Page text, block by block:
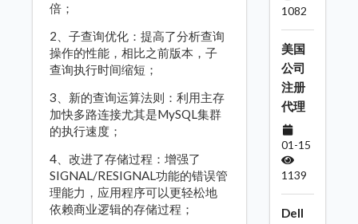
倍；
2、子查询优化：提高了分析查询
操作的性能，相比之前版本，子
查询执行时间缩短；
3、新的查询运算法则：利用主存
加快多路连接尤其是MySQL集群
的执行速度；
4、改进了存储过程：增强了
SIGNAL/RESIGNAL功能的错误管
理能力，应用程序可以更轻松地
依赖商业逻辑的存储过程；
1082
美国
公司
注册
代理
01-15
1139
Dell